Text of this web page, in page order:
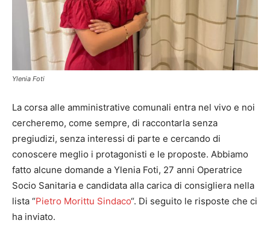
Ylenia Foti
La corsa alle amministrative comunali entra nel vivo e noi
cercheremo, come sempre, di raccontarla senza
pregiudizi, senza interessi di parte e cercando di
conoscere meglio i protagonisti e le proposte. Abbiamo
fatto alcune domande a Ylenia Foti, 27 anni Operatrice
Socio Sanitaria e candidata alla carica di consigliera nella
lista “Pietro Morittu Sindaco“. Di seguito le risposte che ci
ha inviato.